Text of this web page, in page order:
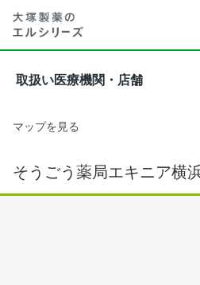
取扱い医療機関・店舗
マップを見る
そうごう薬局エキニア横